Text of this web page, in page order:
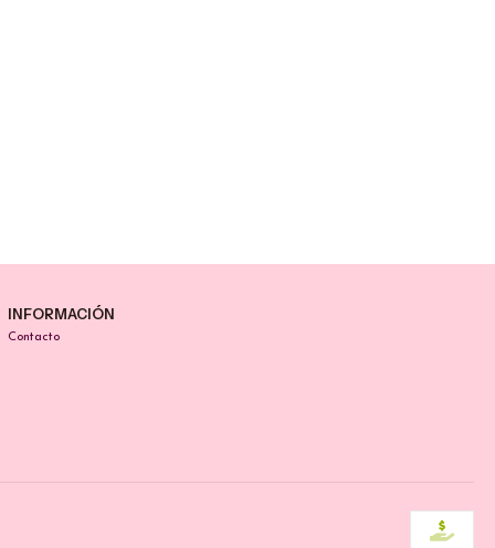
INFORMACIÓN
Contacto